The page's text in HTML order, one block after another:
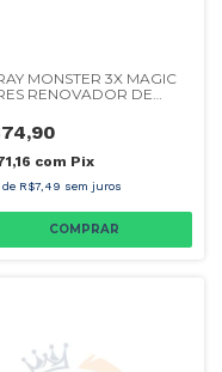
MONSTER 3X MAGIC
RENOVADOR DE
com Pix
de R$7,49 sem juros